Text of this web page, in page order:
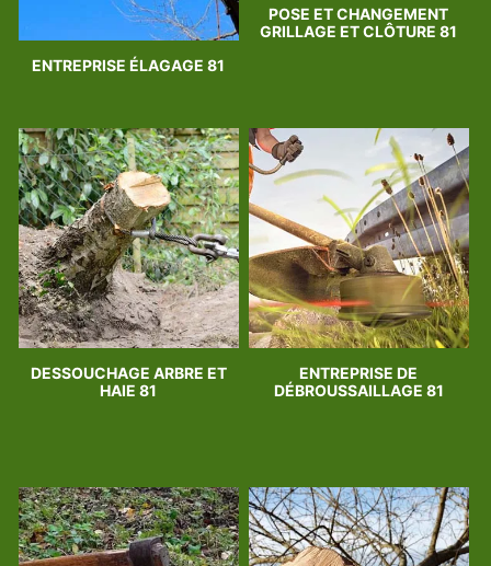
ENTREPRISE ÉLAGAGE 81
POSE ET CHANGEMENT
GRILLAGE ET CLÔTURE 81
DESSOUCHAGE ARBRE ET
HAIE 81
ENTREPRISE DE
DÉBROUSSAILLAGE 81